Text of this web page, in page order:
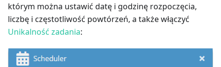
którym można ustawić datę i godzinę rozpoczęcia,
liczbę i częstotliwość powtórzeń, a także włączyć
Unikalność zadania: